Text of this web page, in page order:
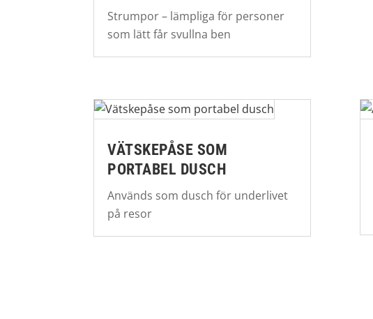
Strumpor – lämpliga för personer
som lätt får svullna ben
VÄTSKEPÅSE SOM
PORTABEL DUSCH
Används som dusch för underlivet
på resor